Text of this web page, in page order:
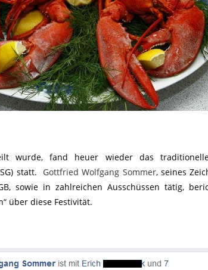
wurde, fand heuer wieder das traditionelle
statt. Gottfried Wolfgang Sommer, seines
sowie in zahlreichen Ausschüssen tätig,
über diese Festivität.